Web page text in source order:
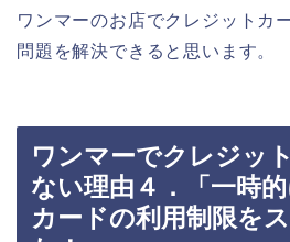
ワンマーのお店でクレジットカ
問題を解決できると思います。
ワンマーでクレジッ
ない理由４．「一時
カードの利用制限を